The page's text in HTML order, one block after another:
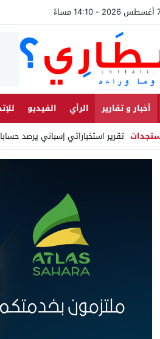
أخبار و تقارير الرأي الفيديو
تقرير استخباراتي إسباني يرصد حسابات
Stop